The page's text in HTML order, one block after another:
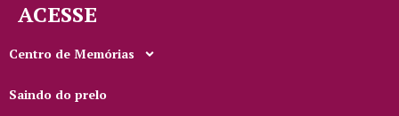
ACESSE
Centro de Memórias
Saindo do prelo